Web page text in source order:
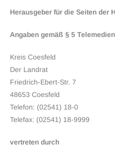
Herausgeber für die Seiten der
Angaben gemäß § 5
Kreis Coesfeld
Der Landrat
Friedrich-Ebert-Str. 7
48653 Coesfeld
Telefon: (02541) 18-0
Telefax: (02541) 18-9999
vertreten durch